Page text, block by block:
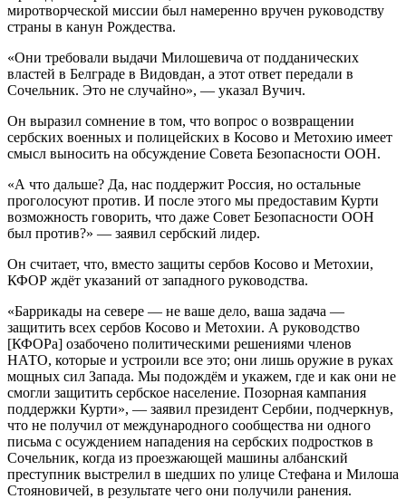
миротворческой миссии был намеренно вручен руководству
страны в канун Рождества.
«Они требовали выдачи Милошевича от подданических
властей в Белграде в Видовдан, а этот ответ передали в
Сочельник. Это не случайно», — указал Вучич.
Он выразил сомнение в том, что вопрос о возвращении
сербских военных и полицейских в Косово и Метохию имеет
смысл выносить на обсуждение Совета Безопасности ООН.
«А что дальше? Да, нас поддержит Россия, но остальные
проголосуют против. И после этого мы предоставим Курти
возможность говорить, что даже Совет Безопасности ООН
был против?» — заявил сербский лидер.
Он считает, что, вместо защиты сербов Косово и Метохии,
КФОР ждёт указаний от западного руководства.
«Баррикады на севере — не ваше дело, ваша задача —
защитить всех сербов Косово и Метохии. А руководство
[КФОРа] озабочено политическими решениями членов
НАТО, которые и устроили все это; они лишь оружие в руках
мощных сил Запада. Мы подождём и укажем, где и как они не
смогли защитить сербское население. Позорная кампания
поддержки Курти», — заявил президент Сербии, подчеркнув,
что не получил от международного сообщества ни одного
письма с осуждением нападения на сербских подростков в
Сочельник, когда из проезжающей машины албанский
преступник выстрелил в шедших по улице Стефана и Милоша
Стояновичей, в результате чего они получили ранения.